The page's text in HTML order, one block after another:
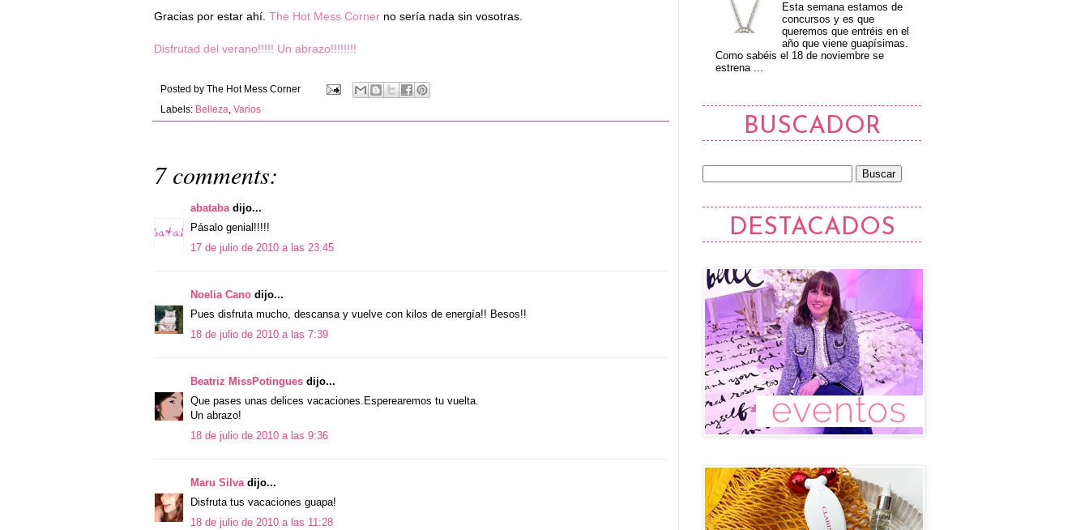
Gracias por estar ahí. The Hot Mess Corner no sería nada sin vosotras.
Disfrutad del verano!!!!! Un abrazo!!!!!!!!
Posted by The Hot Mess Corner
Labels: Belleza Varios
7 comments:
abataba dijo...
Pásalo genial!!!!!
17 de julio de 2010 a las 23:45
Noelia Cano dijo...
Pues disfruta mucho, descansa y vuelve con kilos de energía!! Besos!!
18 de julio de 2010 a las 7:39
Beatriz MissPotingues dijo...
Que pases unas delices vacaciones.Esperearemos tu vuelta.
Un abrazo!
18 de julio de 2010 a las 9:36
Maru Silva dijo...
Disfruta tus vacaciones guapa!
18 de julio de 2010 a las 11:28
Esta semana estamos de
concursos y es que
queremos que entréis en el
año que viene guapísimas.
Como sabéis el 18 de noviembre se
estrena ...
BUSCADOR
DESTACADOS